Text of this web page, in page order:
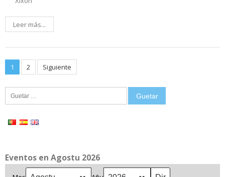
Leer más...
Posts
pagination
1 2 Siguiente
Eventos en Agostu 2026